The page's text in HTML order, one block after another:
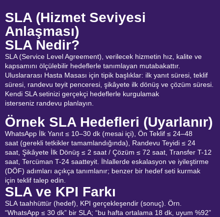
SLA (Hizmet Seviyesi
Anlaşması)
SLA Nedir?
SLA (Service Level Agreement), verilecek hizmetin hız, kalite ve
kapsamını ölçülebilir hedeflerle tanımlayan mutabakattır.
Uluslararası Hasta Masası için tipik başlıklar: ilk yanıt süresi, teklif
süresi, randevu teyit penceresi, şikâyete ilk dönüş ve çözüm süresi.
Kendi SLA setinizi gerçekçi hedeflerle kurgulamak
isterseniz randevu planlayın.
Örnek SLA Hedefleri (Uyarlanır)
WhatsApp İlk Yanıt ≤ 10–30 dk (mesai içi), Ön Teklif ≤ 24–48
saat (gerekli tetkikler tamamlandığında), Randevu Teyidi ≤ 24
saat, Şikâyete İlk Dönüş ≤ 2 saat / Çözüm ≤ 72 saat, Transfer T-12
saat, Tercüman T-24 saatteyit. İhlallerde eskalasyon ve iyileştirme
(DÖF) adımları açıkça tanımlanır; benzer bir hedef seti kurmak
için teklif talep edin.
SLA ve KPI Farkı
SLA taahhüttür (hedef), KPI gerçekleşendir (sonuç). Örn.
“WhatsApp ≤ 30 dk” bir SLA; “bu hafta ortalama 18 dk, uyum %92”